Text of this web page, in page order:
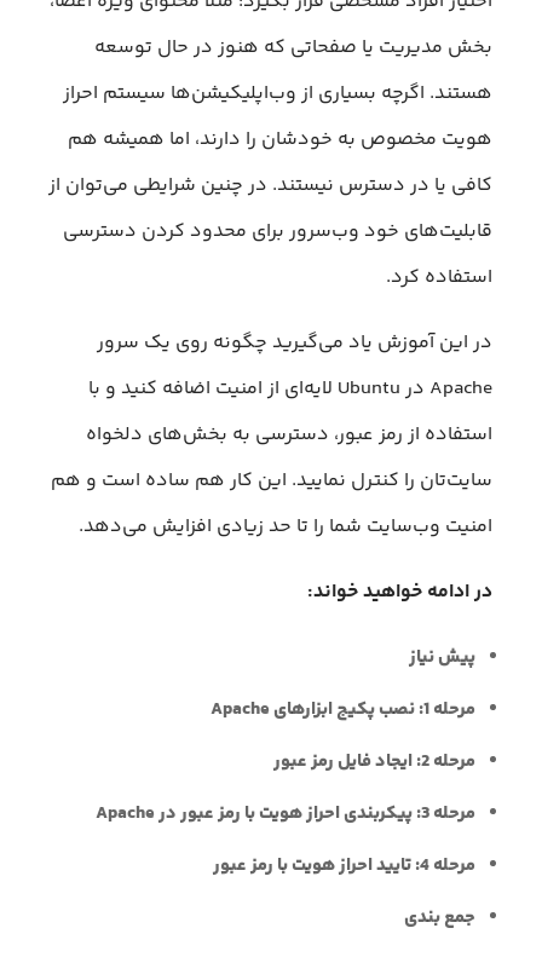
بخش مدیریت یا صفحاتی که هنوز در حال توسعه
هستند. اگرچه بسیاری از وب‌اپلیکیشن‌ها سیستم احراز
هویت مخصوص به خودشان را دارند، اما همیشه هم
کافی یا در دسترس نیستند. در چنین شرایطی می‌توان از
قابلیت‌های خود وب‌سرور برای محدود کردن دسترسی
استفاده کرد.
در این آموزش یاد می‌گیرید چگونه روی یک سرور
Apache در Ubuntu لایه‌ای از امنیت اضافه کنید و با
استفاده از رمز عبور، دسترسی به بخش‌های دلخواه
سایت‌تان را کنترل نمایید. این کار هم ساده است و هم
امنیت وب‌سایت شما را تا حد زیادی افزایش می‌دهد.
در ادامه خواهید خواند:
پیش نیاز
مرحله 1: نصب پکیج ابزارهای Apache
مرحله 2: ایجاد فایل رمز عبور
مرحله 3: پیکربندی احراز هویت با رمز عبور در Apache
مرحله 4: تایید احراز هویت با رمز عبور
جمع بندی